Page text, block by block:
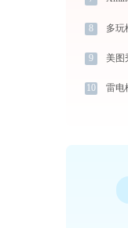
8
9
10